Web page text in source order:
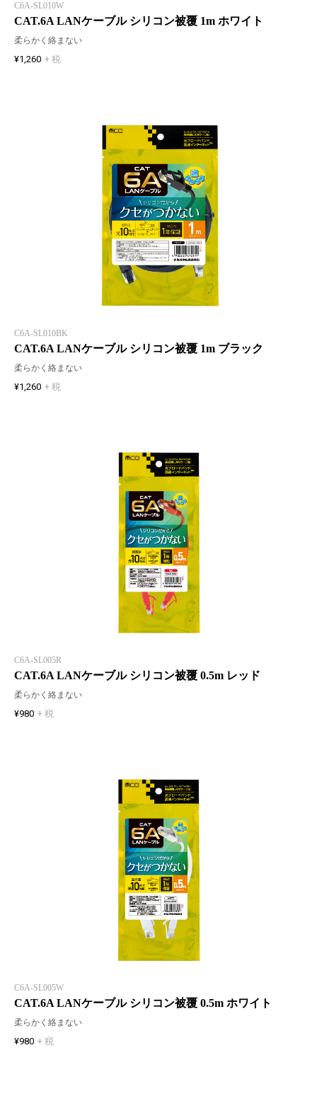
C6A-SL010W
CAT.6A LANケーブル シリコン被覆 1m ホワイト
柔らかく絡まない
¥1,260 + 税
C6A-SL010BK
CAT.6A LANケーブル シリコン被覆 1m ブラック
柔らかく絡まない
¥1,260 + 税
C6A-SL005R
CAT.6A LANケーブル シリコン被覆 0.5m レッド
柔らかく絡まない
¥980 + 税
C6A-SL005W
CAT.6A LANケーブル シリコン被覆 0.5m ホワイト
柔らかく絡まない
¥980 + 税